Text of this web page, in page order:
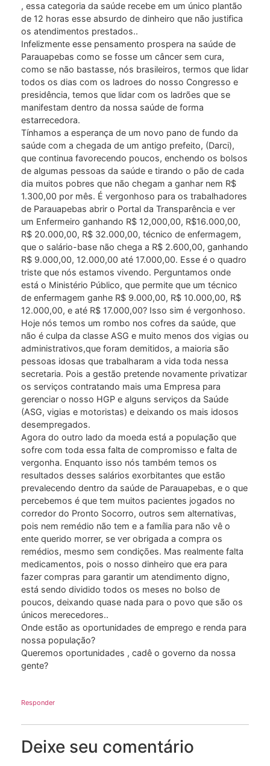
, essa categoria da saúde recebe em um único plantão
de 12 horas esse absurdo de dinheiro que não justifica
os atendimentos prestados..
Infelizmente esse pensamento prospera na saúde de
Parauapebas como se fosse um câncer sem cura,
como se não bastasse, nós brasileiros, termos que lidar
todos os dias com os ladroes do nosso Congresso e
presidência, temos que lidar com os ladrões que se
manifestam dentro da nossa saúde de forma
estarrecedora.
Tínhamos a esperança de um novo pano de fundo da
saúde com a chegada de um antigo prefeito, (Darci),
que continua favorecendo poucos, enchendo os bolsos
de algumas pessoas da saúde e tirando o pão de cada
dia muitos pobres que não chegam a ganhar nem R$
1.300,00 por mês. É vergonhoso para os trabalhadores
de Parauapebas abrir o Portal da Transparência e ver
um Enfermeiro ganhando R$ 12,000,00, R$16.000,00,
R$ 20.000,00, R$ 32.000,00, técnico de enfermagem,
que o salário-base não chega a R$ 2.600,00, ganhando
R$ 9.000,00, 12.000,00 até 17.000,00. Esse é o quadro
triste que nós estamos vivendo. Perguntamos onde
está o Ministério Público, que permite que um técnico
de enfermagem ganhe R$ 9.000,00, R$ 10.000,00, R$
12.000,00, e até R$ 17.000,00? Isso sim é vergonhoso.
Hoje nós temos um rombo nos cofres da saúde, que
não é culpa da classe ASG e muito menos dos vigias ou
administrativos,que foram demitidos, a maioria são
pessoas idosas que trabalharam a vida toda nessa
secretaria. Pois a gestão pretende novamente privatizar
os serviços contratando mais uma Empresa para
gerenciar o nosso HGP e alguns serviços da Saúde
(ASG, vigias e motoristas) e deixando os mais idosos
desempregados.
Agora do outro lado da moeda está a população que
sofre com toda essa falta de compromisso e falta de
vergonha. Enquanto isso nós também temos os
resultados desses salários exorbitantes que estão
prevalecendo dentro da saúde de Parauapebas, e o que
percebemos é que tem muitos pacientes jogados no
corredor do Pronto Socorro, outros sem alternativas,
pois nem remédio não tem e a família para não vê o
ente querido morrer, se ver obrigada a compra os
remédios, mesmo sem condições. Mas realmente falta
medicamentos, pois o nosso dinheiro que era para
fazer compras para garantir um atendimento digno,
está sendo dividido todos os meses no bolso de
poucos, deixando quase nada para o povo que são os
únicos merecedores..
Onde estão as oportunidades de emprego e renda para
nossa população?
Queremos oportunidades , cadê o governo da nossa
gente?
Responder
Deixe seu comentário